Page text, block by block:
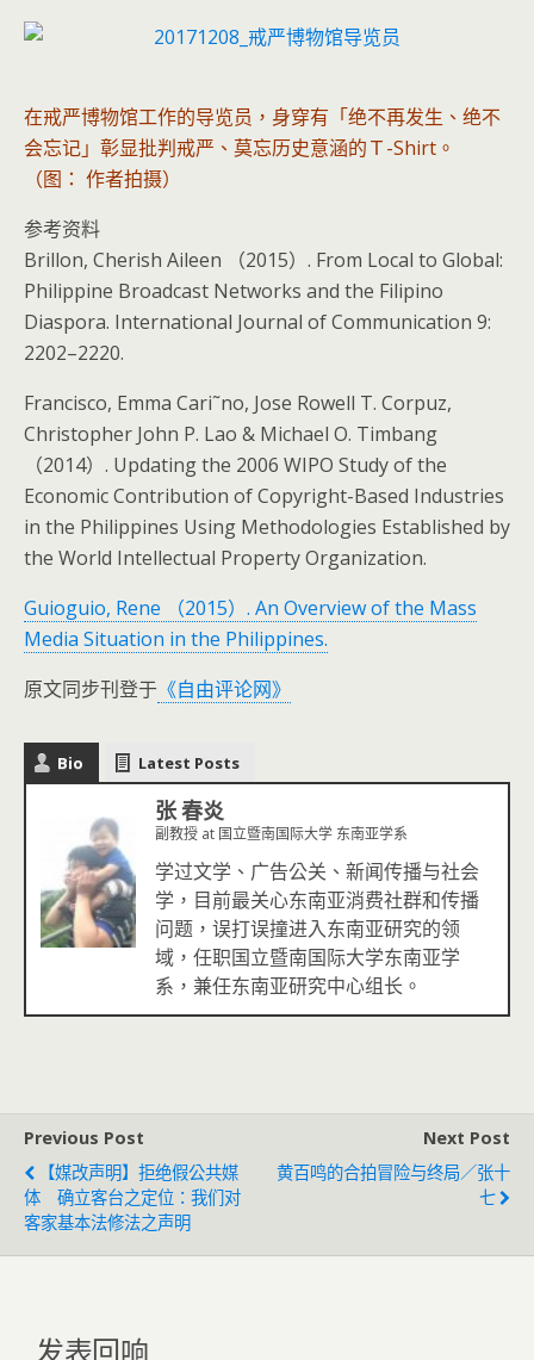
在戒严博物馆工作的导览员，身穿有「绝不再发生、绝不
会忘记」彰显批判戒严、莫忘历史意涵的Ｔ-Shirt。
（图： 作者拍摄）
参考资料
Brillon, Cherish Aileen （2015）. From Local to Global:
Philippine Broadcast Networks and the Filipino
Diaspora. International Journal of Communication 9:
2202–2220.
Francisco, Emma Cari˜no, Jose Rowell T. Corpuz,
Christopher John P. Lao & Michael O. Timbang
（2014）. Updating the 2006 WIPO Study of the
Economic Contribution of Copyright-Based Industries
in the Philippines Using Methodologies Established by
the World Intellectual Property Organization.
Guioguio, Rene （2015）. An Overview of the Mass
Media Situation in the Philippines.
原文同步刊登于 《自由评论网》
Bio Latest Posts
张 春炎
副教授 at 国立暨南国际大学 东南亚学系
学过文学、广告公关、新闻传播与社会
学，目前最关心东南亚消费社群和传播
问题，误打误撞进入东南亚研究的领
域，任职国立暨南国际大学东南亚学
系，兼任东南亚研究中心组长。
Previous Post
【媒改声明】拒绝假公共媒
体 确立客台之定位：我们对
客家基本法修法之声明
Next Post
黄百鸣的合拍冒险与终局／张十
七
发表回响